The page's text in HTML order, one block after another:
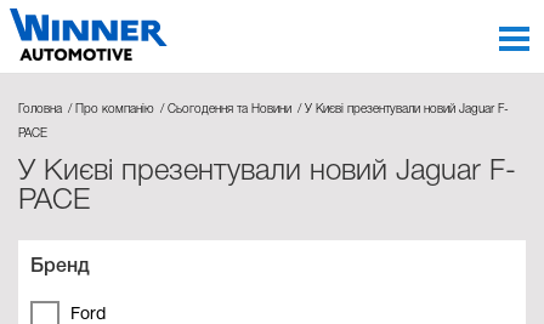
Головна Про компанію Сьогодення та Новини У Києві презентували новий Jaguar F-
PACE
У Києві презентували новий Jaguar F-
PACE
Бренд
Ford